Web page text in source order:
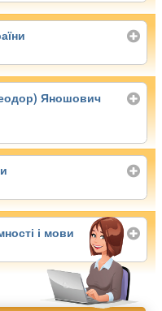
Яношович
і мови